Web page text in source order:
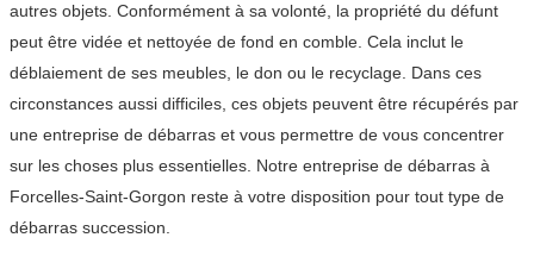
autres objets. Conformément à sa volonté, la propriété du défunt
peut être vidée et nettoyée de fond en comble. Cela inclut le
déblaiement de ses meubles, le don ou le recyclage. Dans ces
circonstances aussi difficiles, ces objets peuvent être récupérés par
une entreprise de débarras et vous permettre de vous concentrer
sur les choses plus essentielles. Notre entreprise de débarras à
Forcelles-Saint-Gorgon reste à votre disposition pour tout type de
débarras succession.